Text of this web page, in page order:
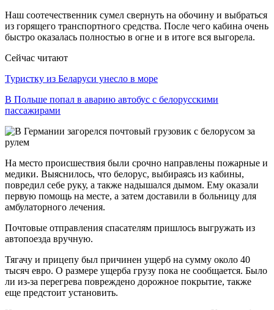
Наш соотечественник сумел свернуть на обочину и выбраться
из горящего транспортного средства. После чего кабина очень
быстро оказалась полностью в огне и в итоге вся выгорела.
Сейчас читают
Туристку из Беларуси унесло в море
В Польше попал в аварию автобус с белорусскими
пассажирами
На место происшествия были срочно направлены пожарные и
медики. Выяснилось, что белорус, выбираясь из кабины,
повредил себе руку, а также надышался дымом. Ему оказали
первую помощь на месте, а затем доставили в больницу для
амбулаторного лечения.
Почтовые отправления спасателям пришлось выгружать из
автопоезда вручную.
Тягачу и прицепу был причинен ущерб на сумму около 40
тысяч евро. О размере ущерба грузу пока не сообщается. Было
ли из-за перегрева повреждено дорожное покрытие, также
еще предстоит установить.